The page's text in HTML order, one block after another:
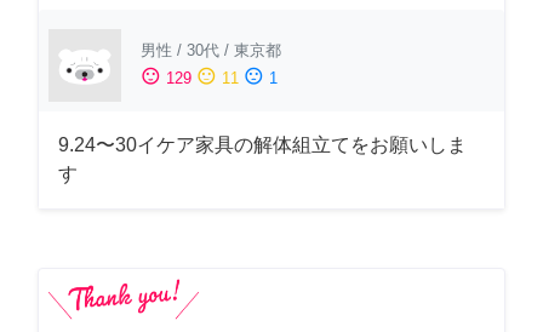
男性 / 30代 / 東京都
sentiment_satisfied 129 sentiment_neutral 11 sentiment_dissatisfied 1
9.24〜30イケア家具の解体組立てをお願いしま
す